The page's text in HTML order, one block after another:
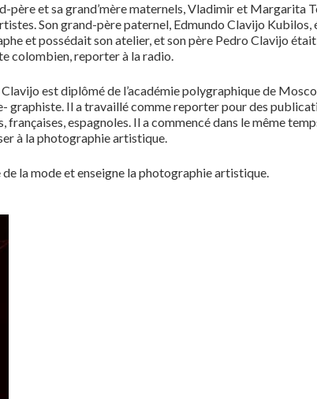
père et sa grand’mère maternels, Vladimir et Margarita
Son grand-père paternel, Edmundo Clavijo Kubilos,
et possédait son atelier, et son père Pedro Clavijo
colombien, reporter à la radio.
est diplômé de l’académie polygraphique de
graphiste. Il a travaillé comme reporter pour des
françaises, espagnoles. Il a commencé dans le même
à la photographie artistique.
la mode et enseigne la photographie artistique.